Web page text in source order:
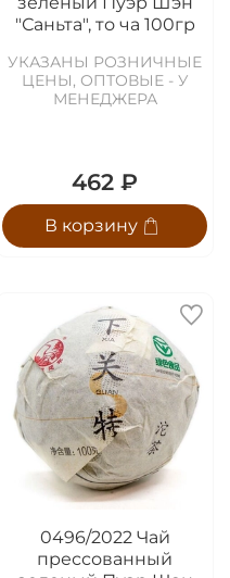
"Саньта", то ча 100гр
УКАЗАНЫ РОЗНИЧНЫЕ
ЦЕНЫ, ОПТОВЫЕ - У
МЕНЕДЖЕРА
462 ₽
В корзину
0496/2022 Чай
прессованный